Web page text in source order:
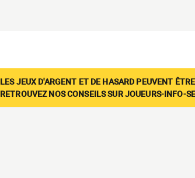
LES JEUX D'ARGENT ET DE HASARD PEUVENT
RETROUVEZ NOS CONSEILS SUR JOUEURS-